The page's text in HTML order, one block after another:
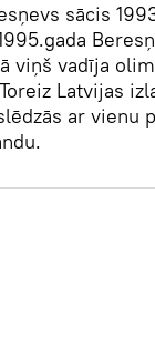
sācis
viņš vadīja
Latvijas
ar vienu